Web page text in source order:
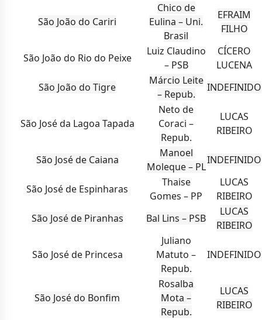
São João do Cariri
Chico de
Eulina – Uni.
Brasil
EFRAIM
FILHO
São João do Rio do Peixe
Luiz Claudino
– PSB
CÍCERO
LUCENA
São João do Tigre
Márcio Leite
– Repub.
INDEFINIDO
São José da Lagoa Tapada
Neto de
Coraci –
Repub.
LUCAS
RIBEIRO
São José de Caiana
Manoel
Moleque – PL
INDEFINIDO
São José de Espinharas
Thaise
Gomes – PP
LUCAS
RIBEIRO
São José de Piranhas
Bal Lins – PSB
LUCAS
RIBEIRO
São José de Princesa
Juliano
Matuto –
Repub.
INDEFINIDO
São José do Bonfim
Rosalba
Mota –
Repub.
LUCAS
RIBEIRO